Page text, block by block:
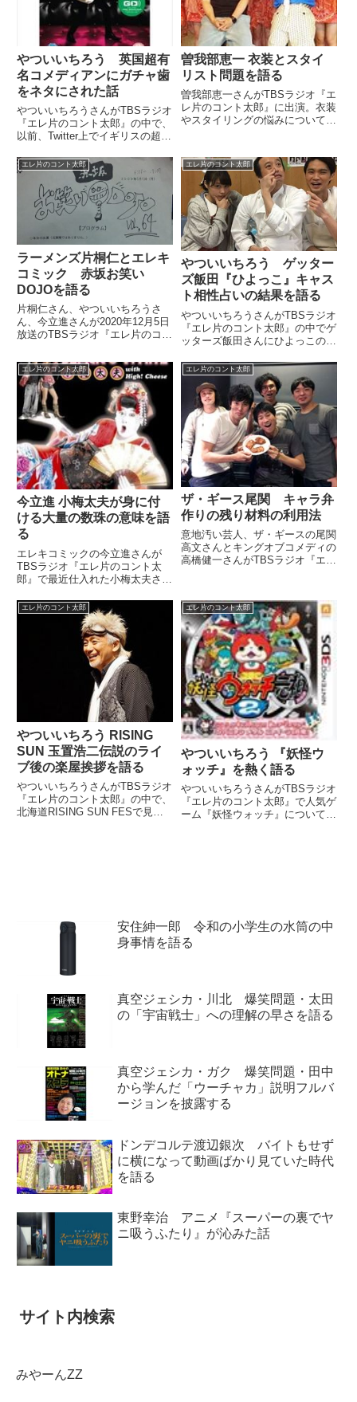
やついいちろう 英国超有
名コメディアンにガチャ歯
をネタにされた話
やついいちろうさんがTBSラジオ
『エレ片のコント太郎』の中で、
以前、Twitter上でイギリスの超人
（Alan Carr）さんに歯列矯正前
のガチャガチャの歯をネタにされ
た件について話していました。
（やついいちろう...
曽我部恵一 衣装とスタイ
リスト問題を語る
曽我部恵一さんがTBSラジオ『エ
レ片のコント太郎』に出演。衣装
やスタイリングの悩みについて、
た。（やついいちろう）でも最近
はね、よく一緒にやらせていただ
いたりとか。（曽我部恵一）う
ん。...
エレ片のコント太郎
ラーメンズ片桐仁とエレキ
コミック 赤坂お笑い
DOJOを語る
片桐仁さん、やついいちろうさ
ん、今立進さんが2020年12月5日
放送のTBSラジオ『エレ片のコン
表した小林賢太郎さんについてト
ーク。赤坂お笑いDOJOの思い出
を話していました。#お笑いフラ
イヤーコレクション v...
エレ片のコント太郎
やついいちろう ゲッター
ズ飯田『ひよっこ』キャス
ト相性占いの結果を語る
やついいちろうさんがTBSラジオ
『エレ片のコント太郎』の中でゲ
ッターズ飯田さんにひよっこのキ
た結果について話していました。
左の鼻、つまっちゃったよ。2人
の言う通りの治療をした結果、治
らず。可哀想。変なの。 や...
エレ片のコント太郎
今立進 小梅太夫が身に付
ける大量の数珠の意味を語
る
エレキコミックの今立進さんが
TBSラジオ『エレ片のコント太
郎』で最近仕入れた小梅太夫さん
に付けている大量の数珠に込めら
れた意味について話していまし
た。（今立進）小梅太夫情報、
俺、1個仕入れたよ。最近。あ
エレ片のコント太郎
ザ・ギース尾関 キャラ弁
作りの残り材料の利用法
意地汚い芸人、ザ・ギースの尾関
高文さんとキングオブコメディの
高橋健一さんがTBSラジオ『エレ
材料の利用法について、高橋さん
が話していました。（高橋健一）
あの、尾関さんよくね、お弁当...
エレ片のコント太郎
やついいちろう RISING
SUN 玉置浩二伝説のライ
ブ後の楽屋挨拶を語る
やついいちろうさんがTBSラジオ
『エレ片のコント太郎』の中で、
北海道RISING SUN FESで見た
エレ片のコント太郎
やついいちろう 『妖怪ウ
ォッチ』を熱く語る
やついいちろうさんがTBSラジオ
『エレ片のコント太郎』で人気ゲ
ーム『妖怪ウォッチ』について熱
安住紳一郎 令和の小学生の水筒の中
身事情を語る
真空ジェシカ・川北 爆笑問題・太田
の「宇宙戦士」への理解の早さを語る
真空ジェシカ・ガク 爆笑問題・田中
から学んだ「ウーチャカ」説明フルバ
ージョンを披露する
ドンデコルテ渡辺銀次 バイトもせず
に横になって動画ばかり見ていた時代
を語る
東野幸治 アニメ『スーパーの裏でヤ
ニ吸うふたり』が沁みた話
サイト内検索
みやーんZZ